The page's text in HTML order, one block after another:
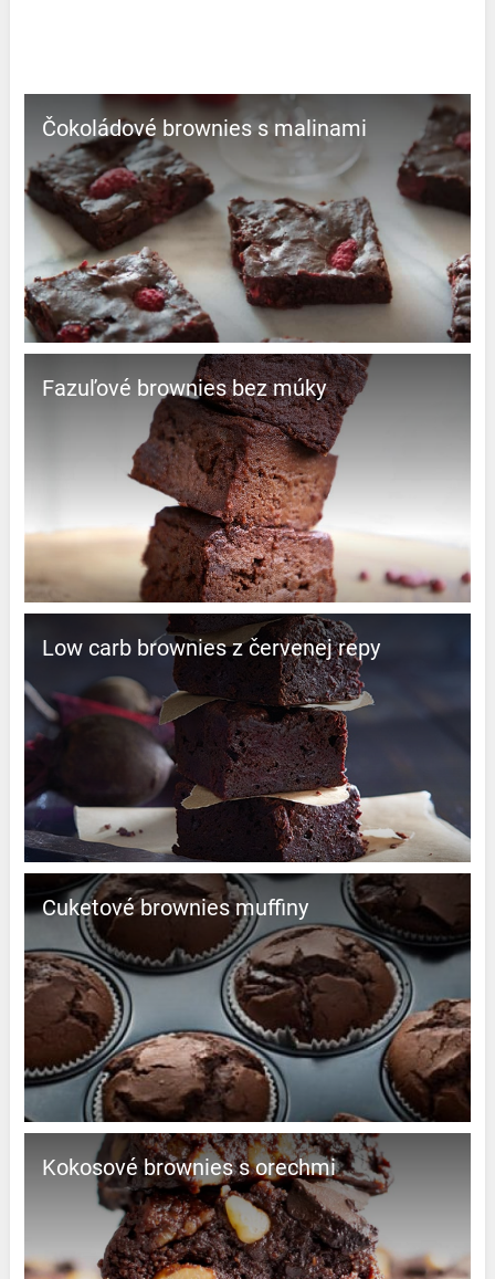
Čokoládové brownies s malinami
Fazuľové brownies bez múky
Low carb brownies z červenej repy
Cuketové brownies muffiny
Kokosové brownies s orechmi